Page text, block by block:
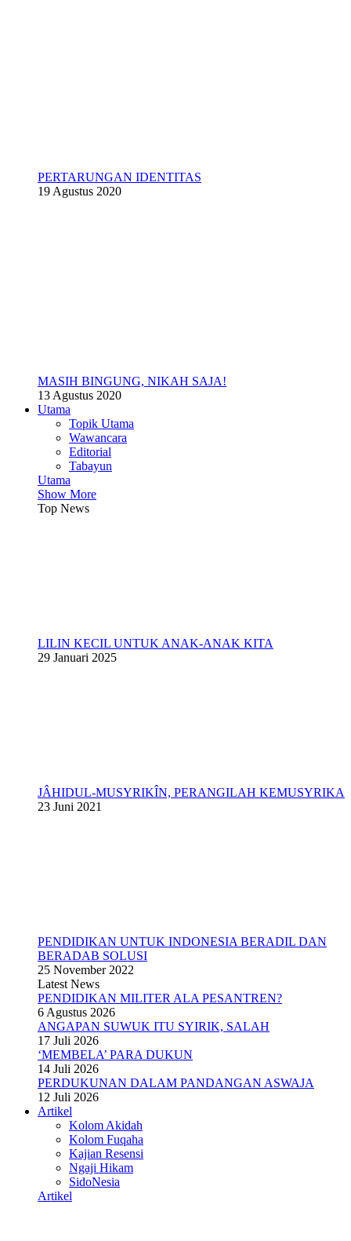
PERTARUNGAN IDENTITAS
19 Agustus 2020
MASIH BINGUNG, NIKAH SAJA!
13 Agustus 2020
Utama
Topik Utama
Wawancara
Editorial
Tabayun
Utama
Show More
Top News
LILIN KECIL UNTUK ANAK-ANAK KITA
29 Januari 2025
JÂHIDUL-MUSYRIKÎN, PERANGILAH KEMUSYRIKA
23 Juni 2021
PENDIDIKAN UNTUK INDONESIA BERADIL DAN
BERADAB SOLUSI
25 November 2022
Latest News
PENDIDIKAN MILITER ALA PESANTREN?
6 Agustus 2026
ANGAPAN SUWUK ITU SYIRIK, SALAH
17 Juli 2026
‘MEMBELA’ PARA DUKUN
14 Juli 2026
PERDUKUNAN DALAM PANDANGAN ASWAJA
12 Juli 2026
Artikel
Kolom Akidah
Kolom Fuqaha
Kajian Resensi
Ngaji Hikam
SidoNesia
Artikel